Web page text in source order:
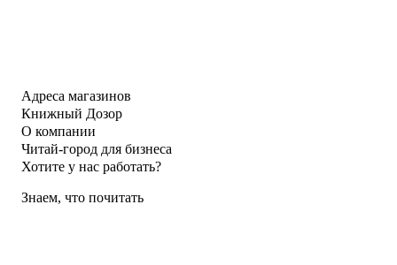
Адреса магазинов
Книжный Дозор
О компании
Читай-город для бизнеса
Хотите у нас работать?
Знаем, что почитать